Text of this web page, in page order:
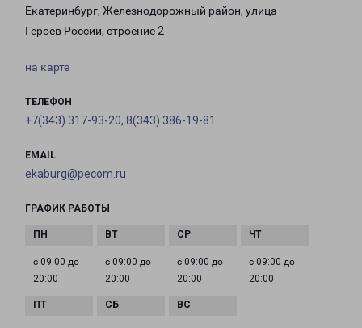
Екатеринбург, Железнодорожный район, улица
Героев России, строение 2
на карте
ТЕЛЕФОН
+7(343) 317-93-20, 8(343) 386-19-81
EMAIL
ekaburg@pecom.ru
ГРАФИК РАБОТЫ
с 09:00 до
20:00
с 09:00 до
20:00
с 09:00 до
20:00
с 09:00 до
20:00